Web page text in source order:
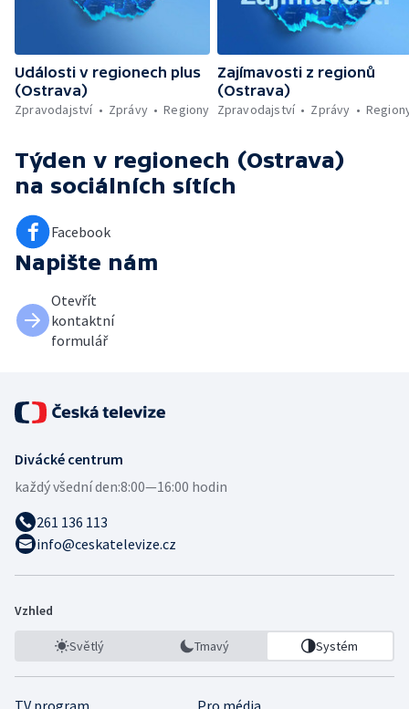
Události v regionech plus
(Ostrava)
Zpravodajství
Zprávy Regiony
Zajímavosti z regionů
(Ostrava)
Zpravodajství
Zprávy
Týden v regionech (Ostrava)
na sociálních sítích
Facebook
Napište nám
Otevřít
kontaktní
formulář
Divácké centrum
každý všední den:8:00—16:00 hodin
261 136 113
info@ceskatelevize.cz
Vzhled
Světlý Tmavý Systém